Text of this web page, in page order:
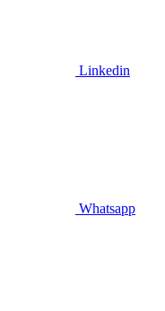
Linkedin
Whatsapp